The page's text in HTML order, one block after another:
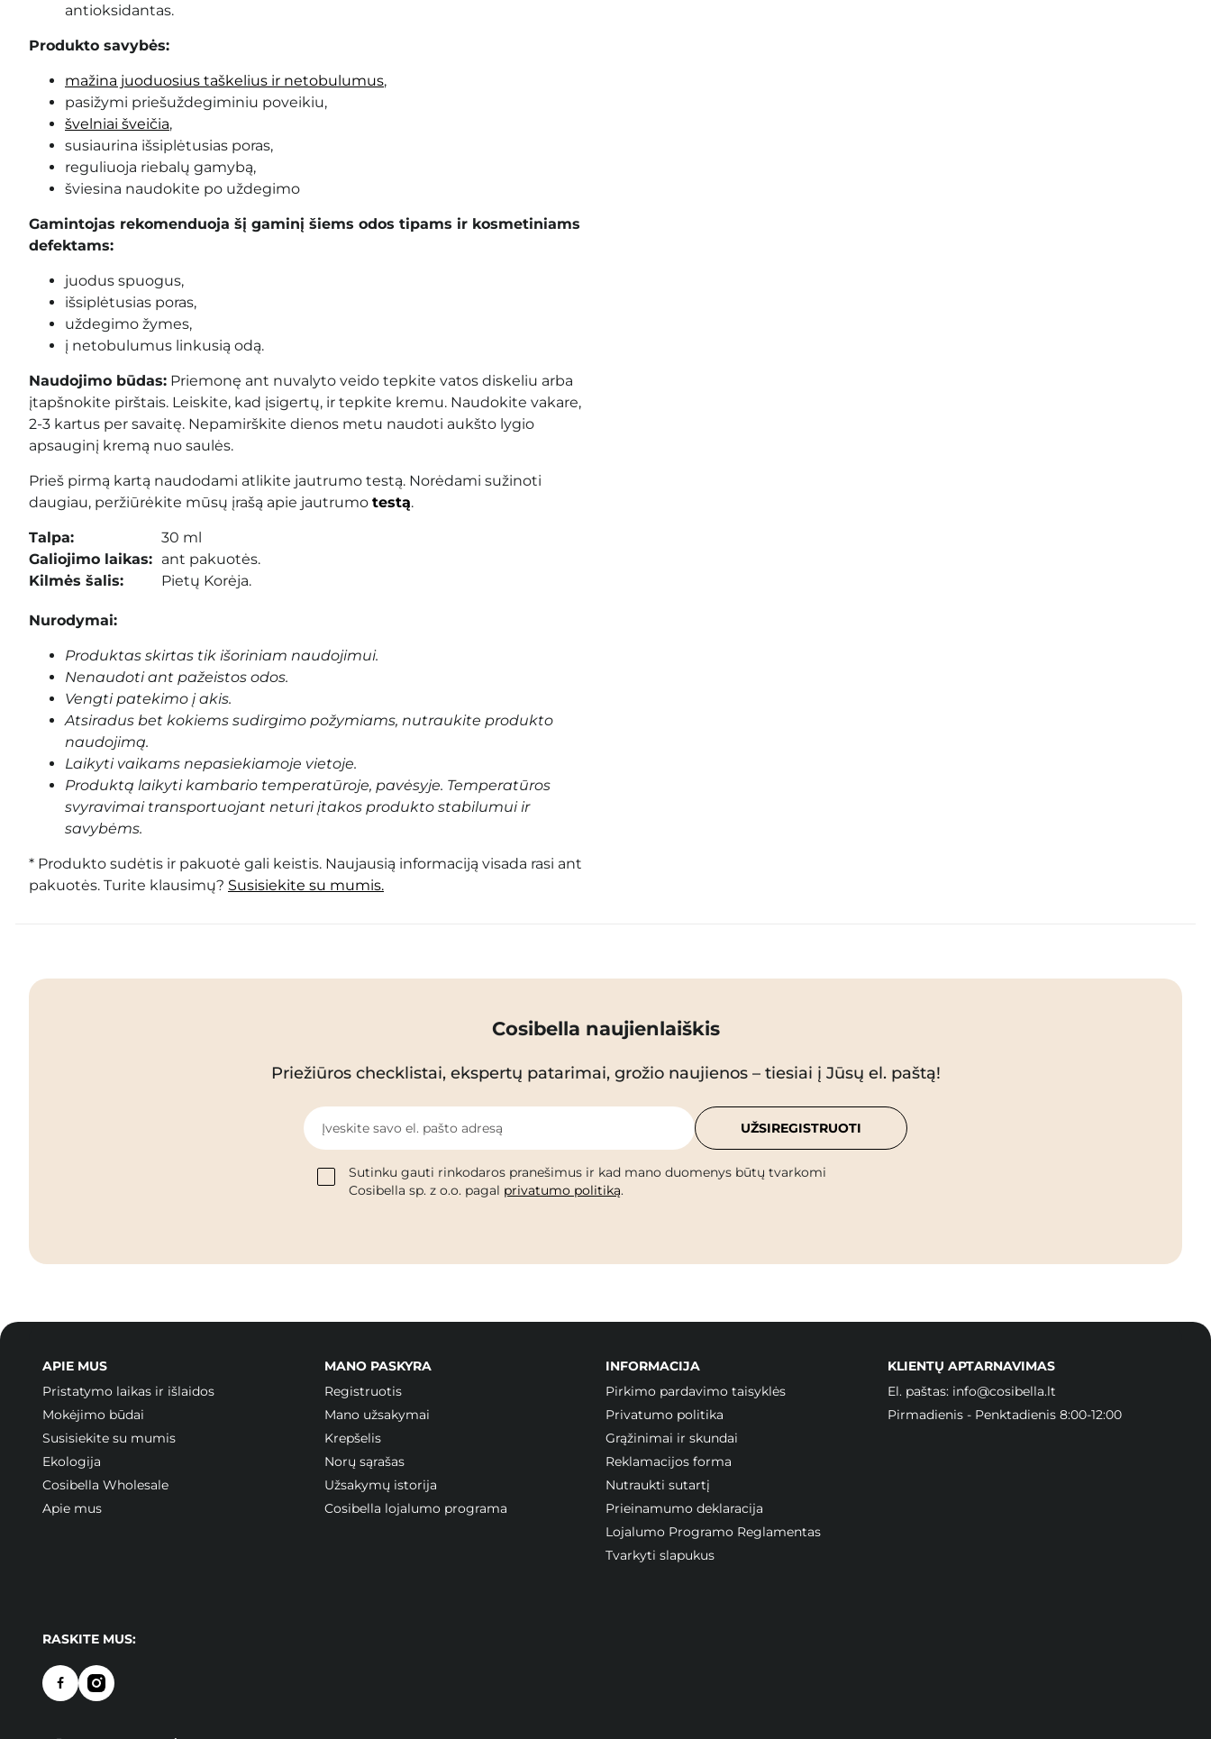
antioksidantas.
Produkto savybės:
mažina juoduosius taškelius ir netobulumus,
pasižymi priešuždegiminiu poveikiu,
švelniai šveičia,
susiaurina išsiplėtusias poras,
reguliuoja riebalų gamybą,
šviesina naudokite po uždegimo
Gamintojas rekomenduoja šį gaminį šiems odos tipams ir kosmetiniams
defektams:
juodus spuogus,
išsiplėtusias poras,
uždegimo žymes,
į netobulumus linkusią odą.
Naudojimo būdas: Priemonę ant nuvalyto veido tepkite vatos diskeliu arba
įtapšnokite pirštais. Leiskite, kad įsigertų, ir tepkite kremu. Naudokite vakare,
2-3 kartus per savaitę. Nepamirškite dienos metu naudoti aukšto lygio
apsauginį kremą nuo saulės.
Prieš pirmą kartą naudodami atlikite jautrumo testą. Norėdami sužinoti
daugiau, peržiūrėkite mūsų įrašą apie jautrumo testą.
Talpa:
30 ml
Galiojimo laikas: ant pakuotės.
Kilmės šalis:
Pietų Korėja.
Nurodymai:
Produktas skirtas tik išoriniam naudojimui.
Nenaudoti ant pažeistos odos.
Vengti patekimo į akis.
Atsiradus bet kokiems sudirgimo požymiams, nutraukite produkto
naudojimą.
Laikyti vaikams nepasiekiamoje vietoje.
Produktą laikyti kambario temperatūroje, pavėsyje. Temperatūros
svyravimai transportuojant neturi įtakos produkto stabilumui ir
savybėms.
* Produkto sudėtis ir pakuotė gali keistis. Naujausią informaciją visada rasi ant
pakuotės. Turite klausimų? Susisiekite su mumis.
Cosibella naujienlaiškis
Priežiūros checklistai, ekspertų patarimai, grožio naujienos – tiesiai į Jūsų el. paštą!
Įveskite savo el. pašto adresą
Sutinku gauti rinkodaros pranešimus ir kad mano duomenys būtų tvarkomi
Cosibella sp. z o.o. pagal privatumo politiką.
UŽSIREGISTRUOTI
APIE MUS
Pristatymo laikas ir išlaidos
Mokėjimo būdai
Susisiekite su mumis
Ekologija
Cosibella Wholesale
Apie mus
MANO PASKYRA
Registruotis
Mano užsakymai
Krepšelis
Norų sąrašas
Užsakymų istorija
Cosibella lojalumo programa
INFORMACIJA
Pirkimo pardavimo taisyklės
Privatumo politika
Grąžinimai ir skundai
Reklamacijos forma
Nutraukti sutartį
Prieinamumo deklaracija
Lojalumo Programo Reglamentas
Tvarkyti slapukus
KLIENTŲ APTARNAVIMAS
El. paštas: info@cosibella.lt
Pirmadienis - Penktadienis 8:00-12:00
RASKITE MUS: